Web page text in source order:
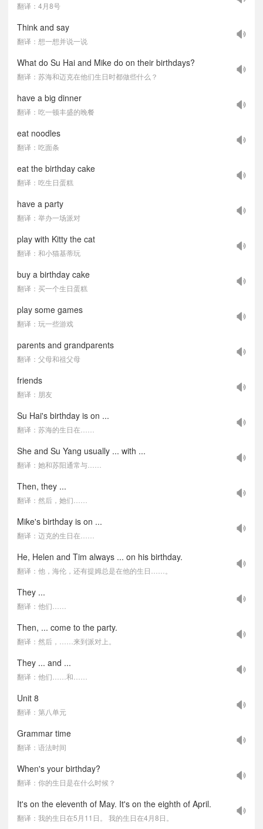
翻译：4月8号
Think and say
翻译：想一想并说一说
What do Su Hai and Mike do on their birthdays?
翻译：苏海和迈克在他们生日时都做些什么？
have a big dinner
翻译：吃一顿丰盛的晚餐
eat noodles
翻译：吃面条
eat the birthday cake
翻译：吃生日蛋糕
have a party
翻译：举办一场派对
play with Kitty the cat
翻译：和小猫基蒂玩
buy a birthday cake
翻译：买一个生日蛋糕
play some games
翻译：玩一些游戏
parents and grandparents
翻译：父母和祖父母
friends
翻译：朋友
Su Hai's birthday is on ...
翻译：苏海的生日在……
She and Su Yang usually ... with ...
翻译：她和苏阳通常与……
Then, they ...
翻译：然后，她们……
Mike's birthday is on ...
翻译：迈克的生日在……
He, Helen and Tim always ... on his birthday.
翻译：他，海伦，还有提姆总是在他的生日……。
They ...
翻译：他们……
Then, ... come to the party.
翻译：然后，……来到派对上。
They ... and ...
翻译：他们……和……
Unit 8
翻译：第八单元
Grammar time
翻译：语法时间
When's your birthday?
翻译：你的生日是在什么时候？
It's on the eleventh of May. It's on the eighth of April.
翻译：我的生日在5月11日。 我的生日在4月8日。